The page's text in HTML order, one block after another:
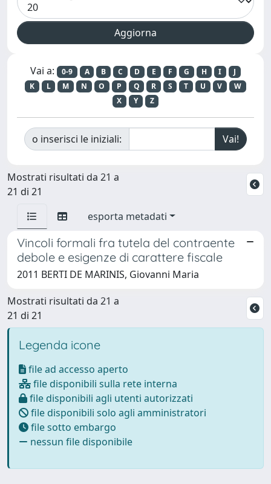
Vai a: 0-9 A B C D E F G H I
J
K
L M N O P Q R S T U V
W
X
Y Z
o inserisci le iniziali:
Mostrati risultati da 21 a
21 di 21
esporta metadati
Vincoli formali fra tutela del contraente
debole e esigenze di carattere fiscale
2011 BERTI DE MARINIS, Giovanni Maria
Mostrati risultati da 21 a
21 di 21
Legenda icone
file ad accesso aperto
file disponibili sulla rete interna
file disponibili agli utenti autorizzati
file disponibili solo agli amministratori
file sotto embargo
nessun file disponibile